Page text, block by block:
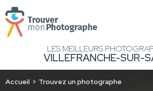
LES MEILLEURS
VILLEFRANCHE-SUR-
Accueil Trouvez un photographe